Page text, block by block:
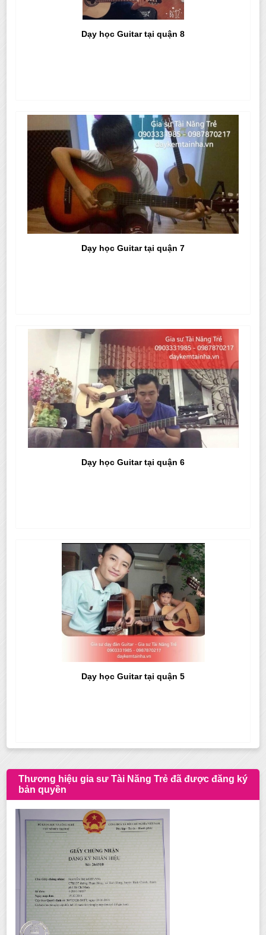
Dạy học Guitar tại quận 8
Dạy học Guitar tại quận 7
Dạy học Guitar tại quận 6
Dạy học Guitar tại quận 5
Thương hiệu gia sư Tài Năng Trẻ đã được đăng ký
bản quyền